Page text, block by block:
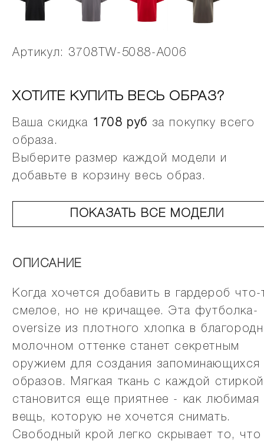
Артикул: 3708TW-5088-A006
ХОТИТЕ КУПИТЬ ВЕСЬ ОБРАЗ?
Ваша скидка 1708 руб за покупку всего
образа.
Выберите размер каждой модели и
добавьте в корзину весь образ.
ПОКАЗАТЬ ВСЕ МОДЕЛИ
ОПИСАНИЕ
Когда хочется добавить в гардероб что-
смелое, но не кричащее. Эта футболка-
oversize из плотного хлопка в
молочном оттенке станет секретным
оружием для создания запоминающихся
образов. Мягкая ткань с каждой стиркой
становится еще приятнее - как любимая
вещь, которую не хочется снимать.
Свободный крой легко скрывает то, что